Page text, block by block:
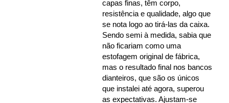
capas finas, têm corpo,
resistência e qualidade, algo que
se nota logo ao tirá-las da caixa.
Sendo semi à medida, sabia que
não ficariam como uma
estofagem original de fábrica,
mas o resultado final nos bancos
dianteiros, que são os únicos
que instalei até agora, superou
as expectativas. Ajustam-se